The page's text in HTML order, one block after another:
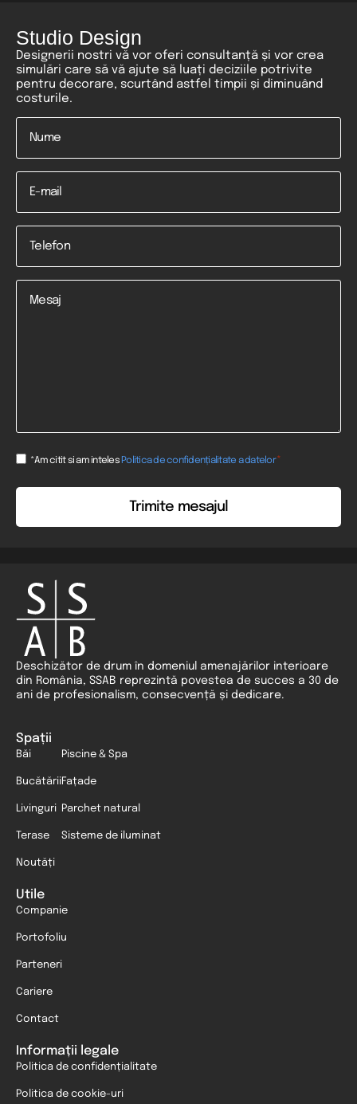
Studio Design
Designerii nostri vă vor oferi consultanță și vor crea
simulări care să vă ajute să luați deciziile potrivite
pentru decorare, scurtând astfel timpii și diminuând
costurile.
Nume
Email
Telefon
Mesaj
Consent
*Am citit si am inteles Politica de confidențialitate a datelor*
Deschizător de drum în domeniul amenajărilor interioare
din România, SSAB reprezintă povestea de succes a 30 de
ani de profesionalism, consecvență și dedicare.
Spații
Băi
Bucătării
Livinguri
Terase
Noutăți
Piscine & Spa
Fațade
Parchet natural
Sisteme de iluminat
Utile
Companie
Portofoliu
Parteneri
Cariere
Contact
Informații legale
Politica de confidențialitate
Politica de cookie-uri